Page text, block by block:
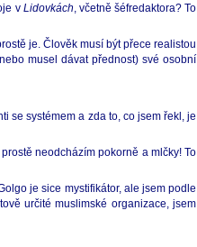
v Lidovkách, včetně šéfredaktora? To
je. Člověk musí být přece realistou
musel dávat přednost) své osobní
se systémem a zda to, co jsem řekl, je
neodcházím pokorně a mlčky! To
je sice mystifikátor, ale jsem podle
určité muslimské organizace, jsem